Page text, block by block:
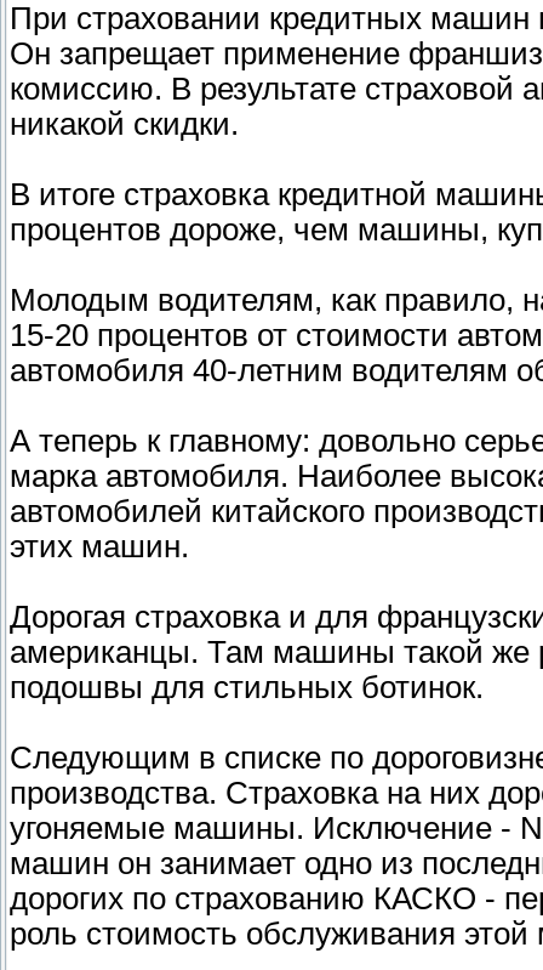
При страховании кредитных машин
Он запрещает применение
комиссию. В результате страховой
никакой скидки.
В итоге страховка кредитной
процентов дороже, чем машины,
Молодым водителям, как правило,
15-20 процентов от стоимости
автомобиля 40-летним водителям
А теперь к главному: довольно
марка автомобиля. Наиболее
автомобилей китайского
этих машин.
Дорогая страховка и для
американцы. Там машины такой же
подошвы для стильных ботинок.
Следующим в списке по
производства. Страховка на них
угоняемые машины. Исключение -
машин он занимает одно из
дорогих по страхованию КАСКО -
роль стоимость обслуживания